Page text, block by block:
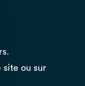
site ou sur